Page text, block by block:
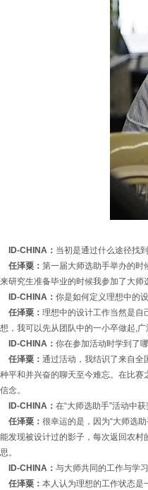
ID-CHINA： 当初是通过什么途径找
任泽粟： 第一届大师选助手举办的时
来研究生准备毕业的时候我参加了大
ID-CHINA： 你是如何定义理想中的
任泽粟： 理想中的设计工作当然是自
想，我可以先从团队中的一小卒做起,
ID-CHINA： 你在参加活动时学到了
任泽粟： 通过活动，我结识了来自全
种平和并兴奋的聊天至今难忘。在比
信念。
ID-CHINA： 在“大师选助手”活动中
任泽粟： 很幸运的是，因为“大师选
能发现被设计过的影子，每次返回农村
思。
ID-CHINA： 与大师共同的工作与学
任泽粟： 本人认为理想的工作状态是